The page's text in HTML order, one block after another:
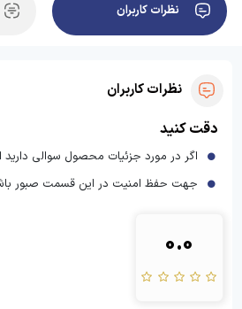
نظرات کاربران
نظرات کاربران
دقت کنید
اگر در مورد جزئیات محصول سوالی دارید
جهت حفظ امنیت در این قسمت صبور
0.0